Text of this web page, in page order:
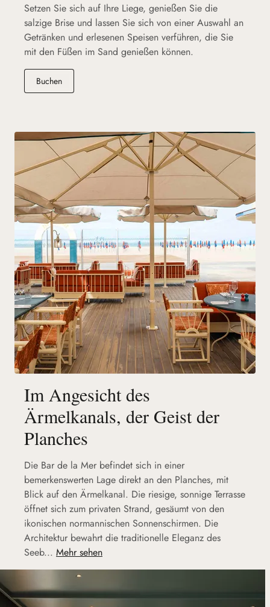
Setzen Sie sich auf Ihre Liege, genießen Sie die
salzige Brise und lassen Sie sich von einer Auswahl an
Getränken und erlesenen Speisen verführen, die Sie
mit den Füßen im Sand genießen können.
Buchen(neuen Tab)
Im Angesicht des
Ärmelkanals, der Geist der
Planches
Die Bar de la Mer befindet sich in einer
bemerkenswerten Lage direkt an den Planches, mit
Blick auf den Ärmelkanal. Die riesige, sonnige Terrasse
öffnet sich zum privaten Strand, gesäumt von den
ikonischen normannischen Sonnenschirmen. Die
Architektur bewahrt die traditionelle Eleganz des
Seeb... Mehr sehen